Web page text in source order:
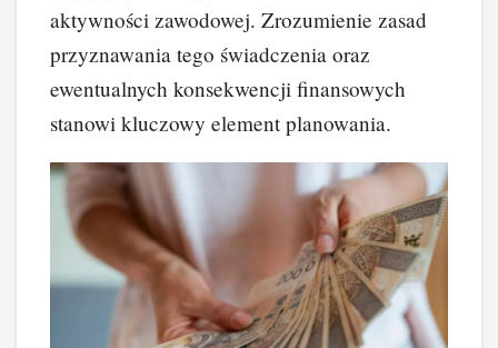
aktywności zawodowej. Zrozumienie zasad
przyznawania tego świadczenia oraz
ewentualnych konsekwencji finansowych
stanowi kluczowy element planowania.